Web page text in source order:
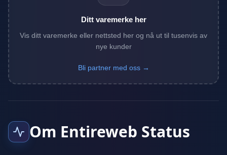
Ditt varemerke her
Vis ditt varemerke eller nettsted her og nå ut til tusenvis av
nye kunder
Bli partner med oss →
Om Entireweb Status